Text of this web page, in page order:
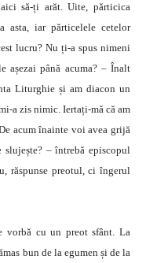
să-ți arăt. Uite, părticica
asta, iar părticelele cetelor
lucru? Nu ți-a spus nimeni
așezai până acuma? – Înalt
Liturghie și am diacon un
a zis nimic. Iertați-mă că am
acum înainte voi avea grijă
slujește? – întrebă episcopul
răspunse preotul, ci îngerul
vorbă cu un preot sfânt. La
bun de la egumen și de la